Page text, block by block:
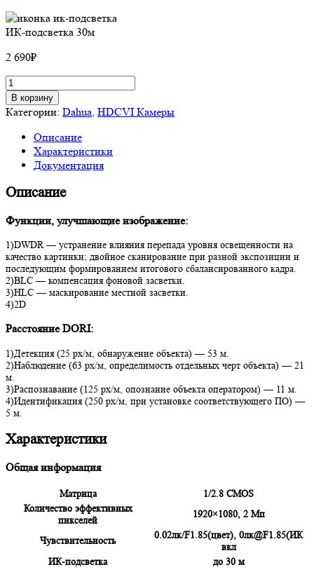
ИК-подсветка 30м
2 690₽
Количество
товара
HDCVI
DH-
HAC-
HFW1200TP-
2Mп,
мм
В корзину
Категории: Dahua, HDCVI Камеры
Описание
Характеристики
Документация
Описание
Функции, улучшающие изображение:
1)DWDR — устранение влияния перепада уровня освещенности на
качество картинки; двойное сканирование при разной экспозиции и
последующим формированием итогового сбалансированного кадра.
2)BLC — компенсация фоновой засветки.
3)HLC — маскирование местной засветки.
4)2D
Расстояние DORI:
1)Детекция (25 px/м, обнаружение объекта) — 53 м.
2)Наблюдение (63 px/м, определимость отдельных черт объекта) — 21
м.
3)Распознавание (125 px/м, опознание объекта оператором) — 11 м.
4)Идентификация (250 px/м, при установке соответствующего ПО) —
5 м.
Характеристики
Общая информация
Матрица
1/2.8 CMOS
Количество эффективных
пикселей
1920×1080, 2 Мп
Чувствительность
0.02лк/F1.85(цвет), 0лк@F1.85(ИК
вкл
ИК-подсветка
до 30 м